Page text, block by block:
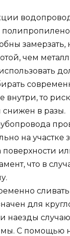
замерзать,
чем
внутри, то риск
в разы.
на участке
поверхности
что в
для
наезды
С помощью